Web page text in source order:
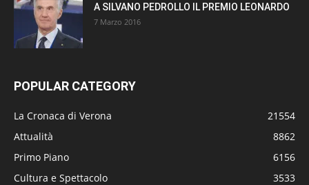
A SILVANO PEDROLLO IL PREMIO LEONARDO
7 Marzo 2016
POPULAR CATEGORY
La Cronaca di Verona
21554
Attualità
8862
Primo Piano
6156
Cultura e Spettacolo
3533